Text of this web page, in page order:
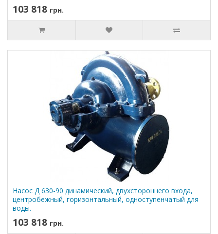
103 818 грн.
Насос Д 630-90 динамический, двухстороннего входа,
центробежный, горизонтальный, одноступенчатый для
воды.
103 818 грн.